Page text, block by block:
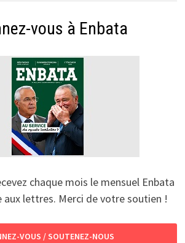
vous à Enbata
chaque mois le mensuel Enbata
lettres. Merci de votre soutien !
VOUS / SOUTENEZ-NOUS